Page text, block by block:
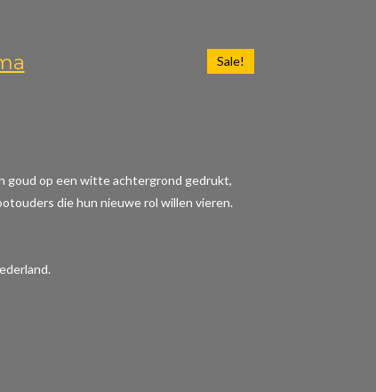
Sale!
goud op een witte achtergrond gedrukt,
die hun nieuwe rol willen vieren.